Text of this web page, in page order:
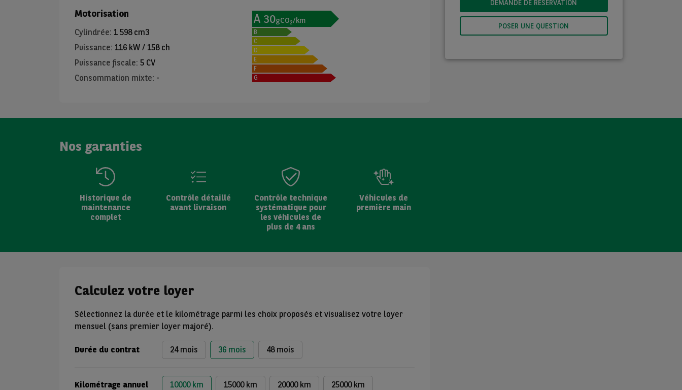
DEMANDE DE RÉSERVATION
POSER UNE QUESTION
Motorisation
Cylindrée: 1 598 cm3
Puissance: 116 kW / 158 ch
Puissance fiscale: 5 CV
Consommation mixte: -
A 30gCO2/km
B
C
D
E
F
G
Nos garanties
Historique de
maintenance
complet
Contrôle détaillé
avant livraison
Contrôle technique
systématique pour
les véhicules de
plus de 4 ans
Véhicules de
première main
Calculez votre loyer
Sélectionnez la durée et le kilométrage parmi les choix proposés et visualisez votre loyer
mensuel (sans premier loyer majoré).
Durée du contrat 24 mois 36 mois 48 mois
Kilométrage annuel 10000 km 15000 km 20000 km 25000 km